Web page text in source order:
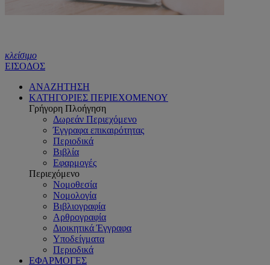
κλείσιμο
ΕΙΣΟΔΟΣ
ΑΝΑΖΗΤΗΣΗ
ΚΑΤΗΓΟΡΙΕΣ ΠΕΡΙΕΧΟΜΕΝΟΥ
Γρήγορη Πλοήγηση
Δωρεάν Περιεχόμενο
Έγγραφα επικαιρότητας
Περιοδικά
Βιβλία
Εφαρμογές
Περιεχόμενο
Νομοθεσία
Νομολογία
Βιβλιογραφία
Αρθρογραφία
Διοικητικά Έγγραφα
Υποδείγματα
Περιοδικά
ΕΦΑΡΜΟΓΕΣ